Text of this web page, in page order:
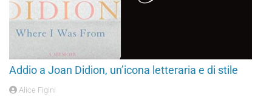
Addio a Joan Didion, un’icona letteraria e di stile
Alice Figini